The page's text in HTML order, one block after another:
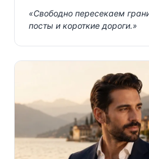
«Свободно пересекаем
посты и короткие дороги.»